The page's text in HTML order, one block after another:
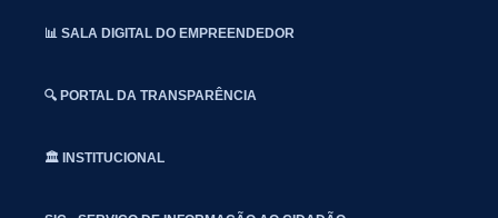
📊 SALA DIGITAL DO EMPREENDEDOR
🔍 PORTAL DA TRANSPARÊNCIA
🏛️ INSTITUCIONAL